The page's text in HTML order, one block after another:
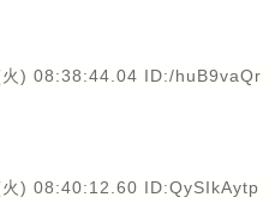
) 08:38:44.04 ID:/huB9vaQr
) 08:40:12.60 ID:QySIkAytp